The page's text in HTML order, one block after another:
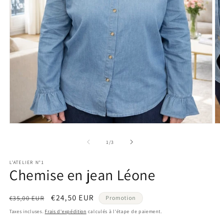
une
fenêtre
modale
1 /de
3
L'ATELIER N°1
Chemise en jean Léone
Prix
habituel
€35,00 EUR
Prix
promotionnel
€24,50 EUR Promotion
Taxes incluses. Frais d'expédition calculés à l'étape de paiement.